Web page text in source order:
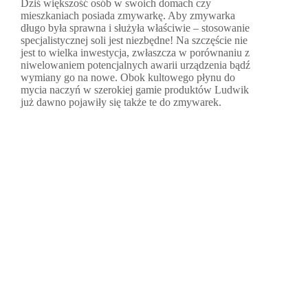
Dziś większość osób w swoich domach czy
mieszkaniach posiada zmywarkę. Aby zmywarka
długo była sprawna i służyła właściwie – stosowanie
specjalistycznej soli jest niezbędne! Na szczęście nie
jest to wielka inwestycja, zwłaszcza w porównaniu z
niwelowaniem potencjalnych awarii urządzenia bądź
wymiany go na nowe. Obok kultowego płynu do
mycia naczyń w szerokiej gamie produktów Ludwik
już dawno pojawiły się także te do zmywarek.